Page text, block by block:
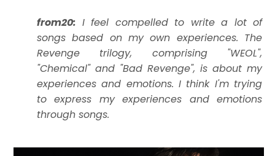
from20: I feel compelled to write a lot of
songs based on my own experiences. The
Revenge trilogy, comprising "WEOL",
"Chemical" and "Bad Revenge", is about my
experiences and emotions. I think I'm trying
to express my experiences and emotions
through songs.